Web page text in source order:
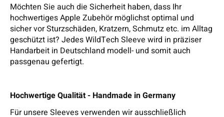
Möchten Sie auch die Sicherheit haben, dass Ihr
hochwertiges Apple Zubehör möglichst optimal und
sicher vor Sturzschäden, Kratzern, Schmutz etc. im Alltag
geschützt ist? Jedes WildTech Sleeve wird in präziser
Handarbeit in Deutschland modell- und somit auch
passgenau gefertigt.
Hochwertige Qualität - Handmade in Germany
Für unsere Sleeves verwenden wir ausschließlich